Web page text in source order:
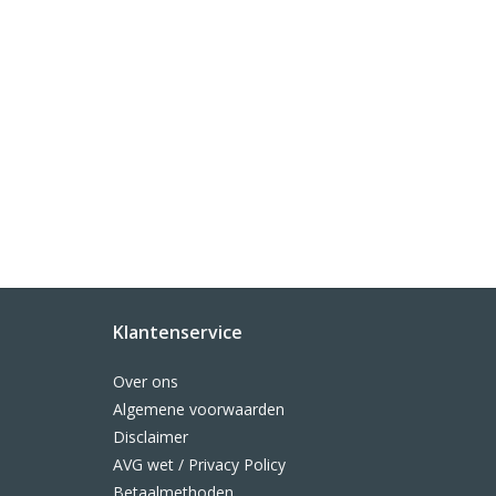
Klantenservice
Over ons
Algemene voorwaarden
Disclaimer
AVG wet / Privacy Policy